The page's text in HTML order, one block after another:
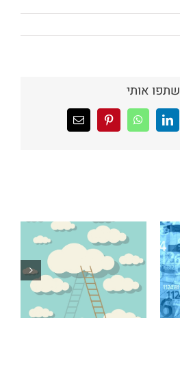
שתפו אותי
LinkedIn
WhatsApp
Pinterestכתובת
דואר